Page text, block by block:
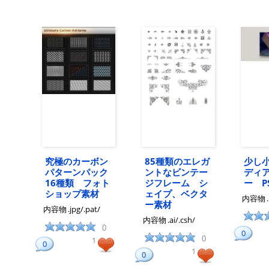
究極のカーボン
パターンパック
16種類 フォト
ショップ素材
内容物 .jpg/.pat/
0
0 1
85種類のエレガ
ントなビンテー
ジフレーム シ
ェイプ、ベクタ
ー素材
内容物 .ai/.csh/
0
0 1
少し
ディ
ー
内容物
0